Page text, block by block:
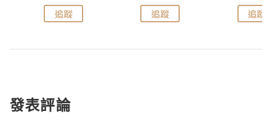
追蹤 追蹤 追蹤
發表評論